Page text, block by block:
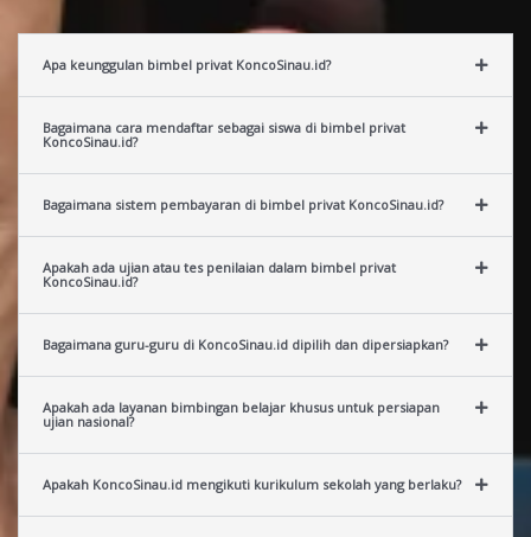
Apa keunggulan bimbel privat KoncoSinau.id?
Bagaimana cara mendaftar sebagai siswa di bimbel privat
KoncoSinau.id?
Bagaimana sistem pembayaran di bimbel privat KoncoSinau.id?
Apakah ada ujian atau tes penilaian dalam bimbel privat
KoncoSinau.id?
Bagaimana guru-guru di KoncoSinau.id dipilih dan dipersiapkan?
Apakah ada layanan bimbingan belajar khusus untuk persiapan
ujian nasional?
Apakah KoncoSinau.id mengikuti kurikulum sekolah yang berlaku?